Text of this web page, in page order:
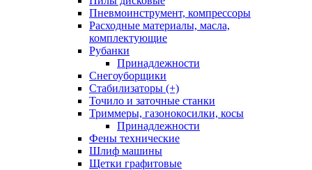
Пневмоинструмент, компрессоры
Расходные материалы, масла,
комплектующие
Рубанки
Принадлежности
Снегоуборщики
Стабилизаторы (+)
Точило и заточные станки
Триммеры, газонокосилки, косы
Принадлежности
Фены технические
Шлиф машины
Щетки графитовые